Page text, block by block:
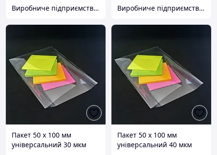
Виробниче підприємство "Аксіпласт" Виробниче підприємство "Аксіпласт"
Пакет 50 x 100 мм
універсальний 30 мкм
Пакет 50 x 100 мм
універсальний 40 мкм